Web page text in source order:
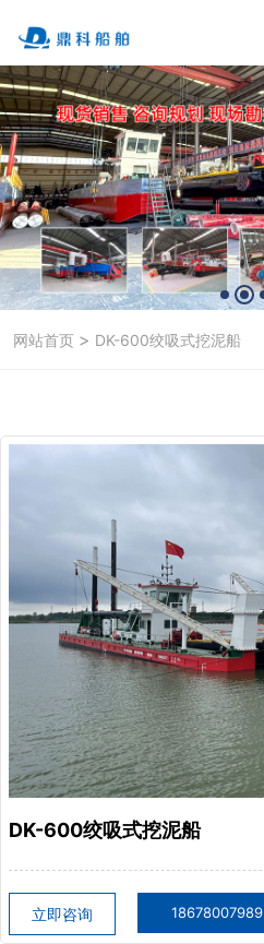
网站首页 > DK-600绞吸式挖泥船
DK-600绞吸式挖泥船
立即咨询 18678007989